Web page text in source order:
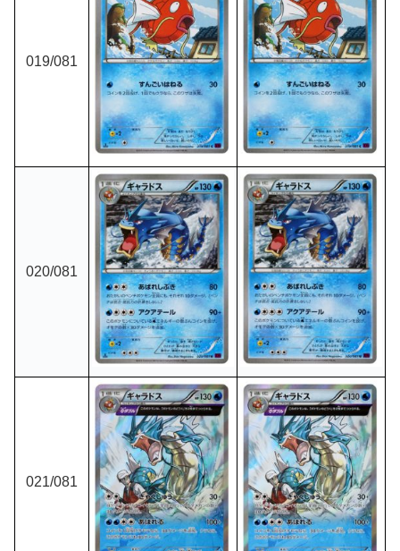
019/081
020/081
021/081